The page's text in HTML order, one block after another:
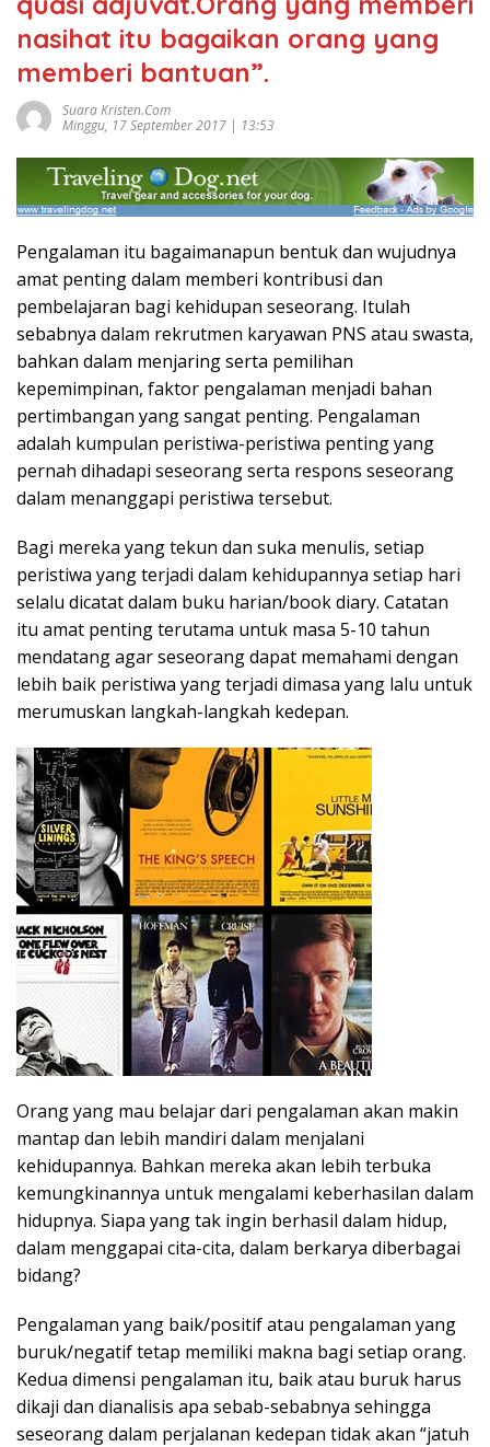
nasihat itu bagaikan orang yang
memberi bantuan”.
Suara Kristen.com
Minggu, 17 September 2017 | 13:53
Pengalaman itu bagaimanapun bentuk dan wujudnya
amat penting dalam memberi kontribusi dan
pembelajaran bagi kehidupan seseorang. Itulah
sebabnya dalam rekrutmen karyawan PNS atau swasta,
bahkan dalam menjaring serta pemilihan
kepemimpinan, faktor pengalaman menjadi bahan
pertimbangan yang sangat penting. Pengalaman
adalah kumpulan peristiwa-peristiwa penting yang
pernah dihadapi seseorang serta respons seseorang
dalam menanggapi peristiwa tersebut.
Bagi mereka yang tekun dan suka menulis, setiap
peristiwa yang terjadi dalam kehidupannya setiap hari
selalu dicatat dalam buku harian/book diary. Catatan
itu amat penting terutama untuk masa 5-10 tahun
mendatang agar seseorang dapat memahami dengan
lebih baik peristiwa yang terjadi dimasa yang lalu untuk
merumuskan langkah-langkah kedepan.
Orang yang mau belajar dari pengalaman akan makin
mantap dan lebih mandiri dalam menjalani
kehidupannya. Bahkan mereka akan lebih terbuka
kemungkinannya untuk mengalami keberhasilan dalam
hidupnya. Siapa yang tak ingin berhasil dalam hidup,
dalam menggapai cita-cita, dalam berkarya diberbagai
bidang?
Pengalaman yang baik/positif atau pengalaman yang
buruk/negatif tetap memiliki makna bagi setiap orang.
Kedua dimensi pengalaman itu, baik atau buruk harus
dikaji dan dianalisis apa sebab-sebabnya sehingga
seseorang dalam perjalanan kedepan tidak akan “jatuh